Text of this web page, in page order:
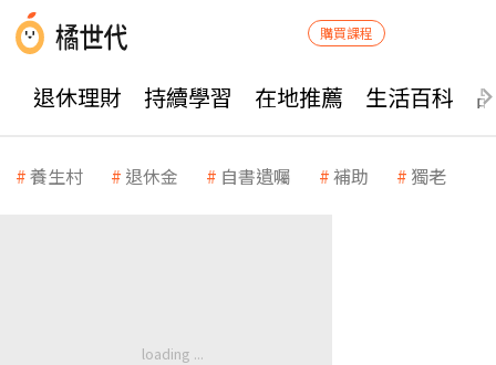
購買課程
退休理財 持續學習 在地推薦 生活百科
養生村 退休金 自書遺囑 補助 獨老